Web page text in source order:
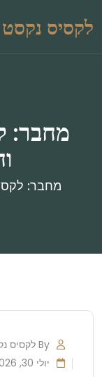
לקסיס נקסט
מחבר:
מחבר:
By לקסיס נקסט - מחקר וחיפוש משפטי
יולי 30, 2026